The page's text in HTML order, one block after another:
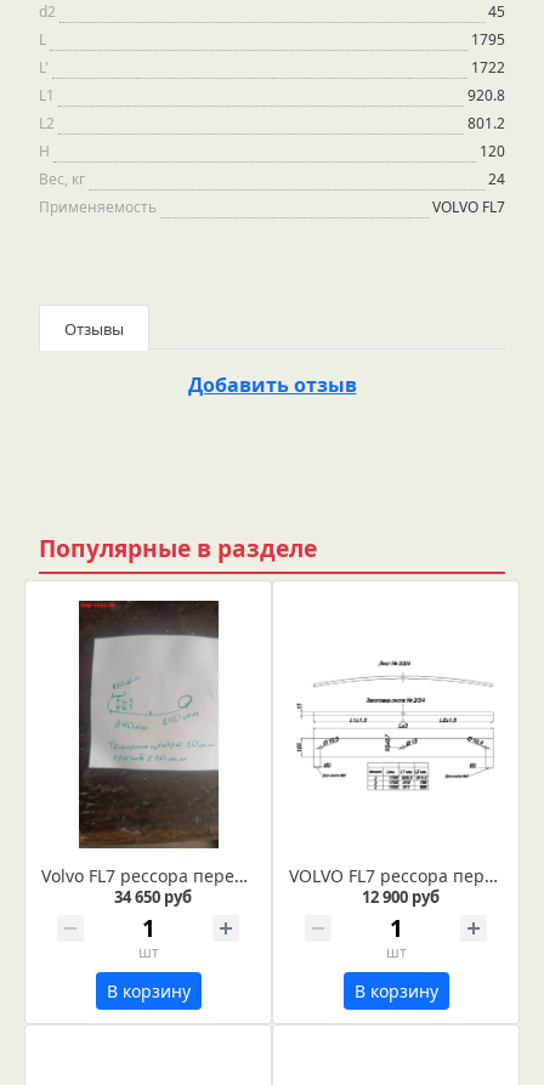
d2
45
L
1795
L'
1722
L1
920.8
L2
801.2
H
120
Вес, кг
24
Применяемость
VOLVO FL7
Отзывы
Добавить отзыв
Популярные в разделе
Volvo FL7 рессора передняя лист № 1 по эскизу
34 650 руб
шт
В корзину
VOLVO FL7 рессора передняя лист №2 (подкоренной) (Арт. IR 20-03-02)
12 900 руб
шт
В корзину